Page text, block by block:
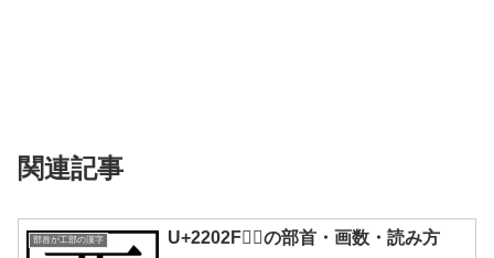
関連記事
部首が工部の漢字 U+2202F｜𢀯の部首・画数・読み方